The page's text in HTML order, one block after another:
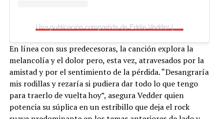
Una publicación compartida de Eddie Vedder (@eddievedder)
En línea con sus predecesoras, la canción explora la
melancolía y el dolor pero, esta vez, atravesados por la
amistad y por el sentimiento de la pérdida. “Desangraría
mis rodillas y rezaría si pudiera dar todo lo que tengo
para traerlo de vuelta hoy”, asegura Vedder quien
potencia su súplica en un estribillo que deja el rock